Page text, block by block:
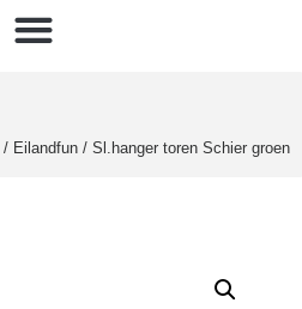
/ Eilandfun / Sl.hanger toren Schier groen